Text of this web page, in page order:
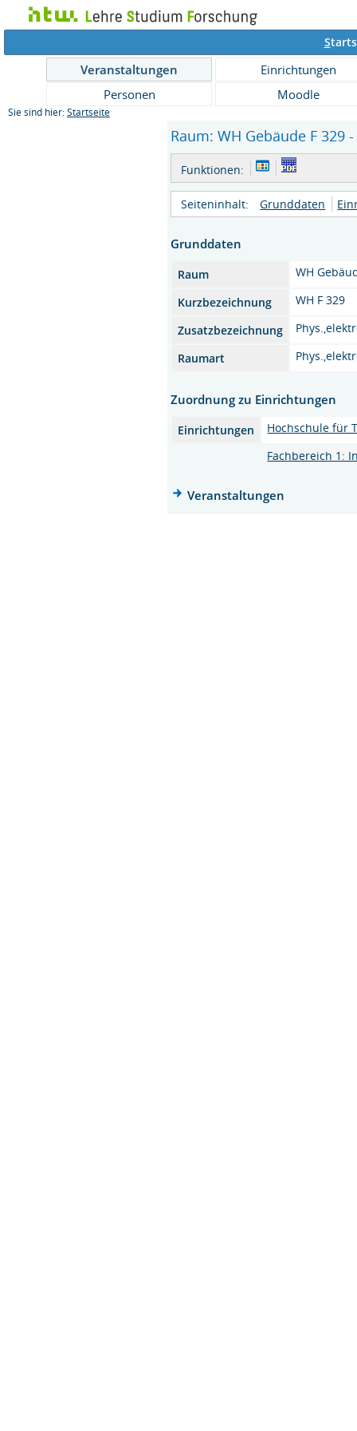
S
Veranstaltungen
Einrichtungen
Personen
Moodle
Sie sind hier: Startseite
Raum: WH Gebäude F 329
Funktionen:
Seiteninhalt: Grunddaten
Grunddaten
Raum
WH
Kurzbezeichnung
WH F 329
Zusatzbezeichnung
Raumart
Zuordnung zu Einrichtungen
Einrichtungen
Hochschule für
Fachbereich 1:
Veranstaltungen